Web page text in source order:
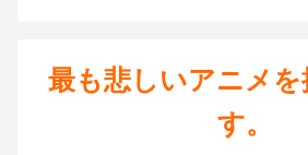
最も悲しいアニメを
す。